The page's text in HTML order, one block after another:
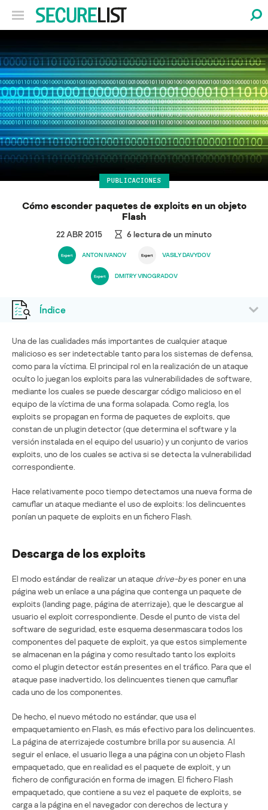
PUBLICACIONES
Cómo esconder paquetes de exploits en un objeto
Flash
22 ABR 2015 6 lectura de un minuto
ANTON IVANOV VASILY DAVYDOV
DMITRY VINOGRADOV
Índice
Una de las cualidades más importantes de cualquier ataque
malicioso es ser indetectable tanto para los sistemas de defensa,
como para la víctima. El principal rol en la realización de un ataque
oculto lo juegan los exploits para las vulnerabilidades de software,
mediante los cuales se puede descargar código malicioso en el
equipo de la víctima de una forma solapada. Como regla, los
exploits se propagan en forma de paquetes de exploits, que
constan de un plugin detector (que determina el software y la
versión instalada en el equipo del usuario) y un conjunto de varios
exploits, uno de los cuales se activa si se detecta la vulnerabilidad
correspondiente.
Hace relativamente poco tiempo detectamos una nueva forma de
camuflar un ataque mediante el uso de exploits: los delincuentes
ponían un paquete de exploits en un fichero Flash.
Descarga de los exploits
El modo estándar de realizar un ataque drive-byes poner en una
página web un enlace a una página que contenga un paquete de
exploits (landing page, página de aterrizaje), que le descargue al
usuario el exploit correspondiente. Desde el punto de vista del
software de seguridad, este esquema desenmascara todos los
componentes del paquete de exploit, ya que estos simplemente
se almacenan en la página y como resultado tanto los exploits
como el plugin detector están presentes en el tráfico. Para que el
ataque pase inadvertido, los delincuentes tienen que camuflar
cada uno de los componentes.
De hecho, el nuevo método no estándar, que usa el
empaquetamiento en Flash, es más efectivo para los delincuentes.
La página de aterrizajede costumbre brilla por su ausencia. Al
seguir el enlace, el usuario llega a una página con un objeto Flash
empaquetado, que en realidad es el paquete de exploit, y un
fichero de configuración en forma de imagen. El fichero Flash
empaquetado, que contiene a su vez el paquete de exploits, se
carga a la página en el navegador con derechos de lectura y